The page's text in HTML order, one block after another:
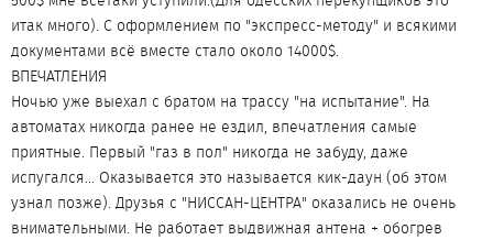
итак много). С оформлением по "экспресс-методу" и всякими
документами всё вместе стало около 14000$.
ВПЕЧАТЛЕНИЯ
Ночью уже выехал с братом на трассу "на испытание". На
автоматах никогда ранее не ездил, впечатления самые
приятные. Первый "газ в пол" никогда не забуду, даже
испугался... Оказывается это называется кик-даун (об этом
узнал позже). Друзья с "НИССАН-ЦЕНТРА" оказались не очень
внимательными. Не работает выдвижная антена + обогрев